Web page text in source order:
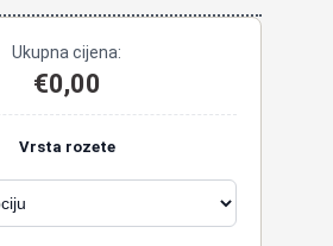
Ukupna cijena:
€0,00
Vrsta rozete